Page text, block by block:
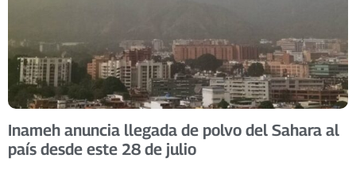
Inameh anuncia llegada de polvo del Sahara al
país desde este 28 de julio